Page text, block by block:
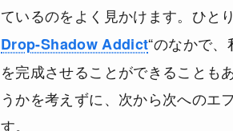
ているのをよく見かけます。ひと
Drop-Shadow Addict“のなかで
を完成させることができることも
うかを考えずに、次から次へのエ
す。